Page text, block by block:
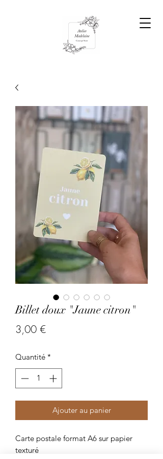
Billet doux "Jaune citron"
3,00 €Prix
Quantité *
Ajouter au panier
Carte postale format A6 sur papier
texturé